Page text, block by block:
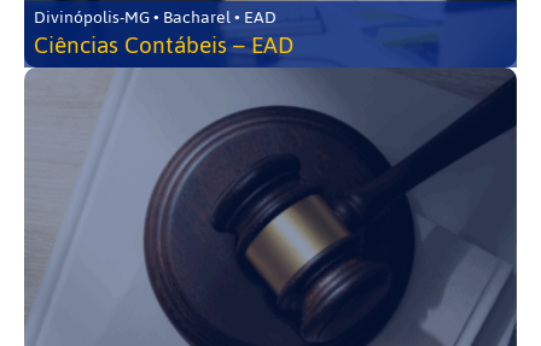
Divinópolis-MG • Bacharel • EAD
Ciências Contábeis – EAD